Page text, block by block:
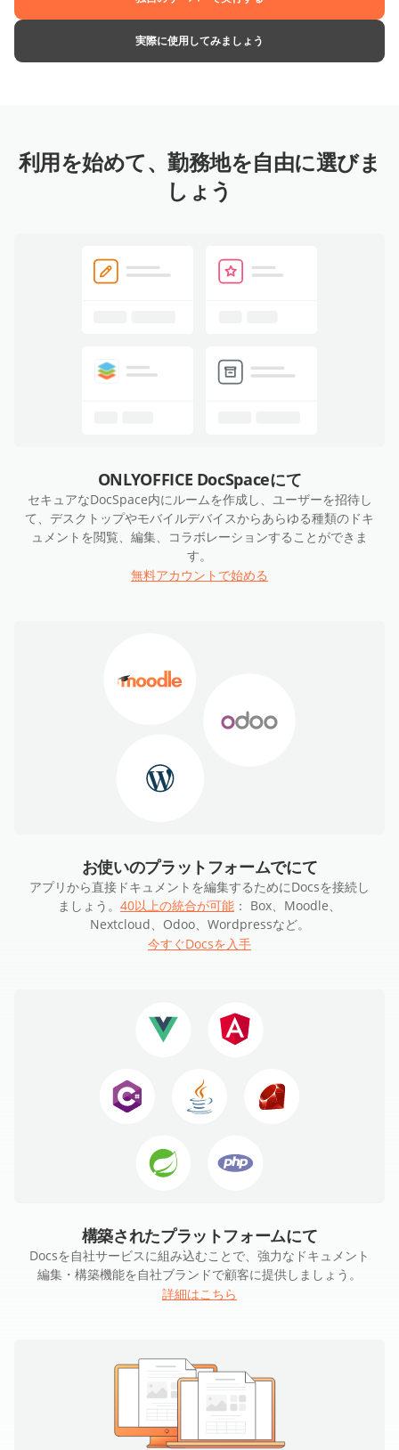
実際に使用してみましょう
利用を始めて、勤務地を自由に選びま
しょう
ONLYOFFICE DocSpaceにて
セキュアなDocSpace内にルームを作成し、ユーザーを招待し
て、デスクトップやモバイルデバイスからあらゆる種類のドキ
ュメントを閲覧、編集、コラボレーションすることができま
す。
無料アカウントで始める
お使いのプラットフォームでにて
アプリから直接ドキュメントを編集するためにDocsを接続し
ましょう。 40以上の統合が可能 ： Box、Moodle、
Nextcloud、Odoo、Wordpressなど。
今すぐDocsを入手
構築されたプラットフォームにて
Docsを自社サービスに組み込むことで、強力なドキュメント
編集・構築機能を自社ブランドで顧客に提供しましょう。
詳細はこちら